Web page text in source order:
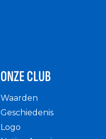
ONZE CLUB
Waarden
Geschiedenis
Logo